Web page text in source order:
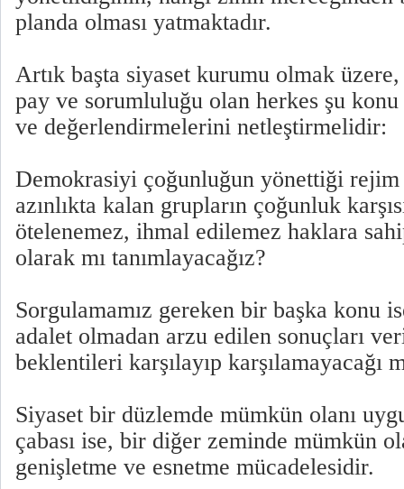
planda olması yatmaktadır.
Artık başta siyaset kurumu olmak
pay ve sorumluluğu olan herkes şu
ve değerlendirmelerini netleştirmelidir:
Demokrasiyi çoğunluğun yönettiği rejim
azınlıkta kalan grupların çoğunluk
ötelenemez, ihmal edilemez haklara
olarak mı tanımlayacağız?
Sorgulamamız gereken bir başka konu
adalet olmadan arzu edilen sonuçları
beklentileri karşılayıp karşılamayacağı
Siyaset bir düzlemde mümkün olanı
çabası ise, bir diğer zeminde mümkün
genişletme ve esnetme mücadelesidir.